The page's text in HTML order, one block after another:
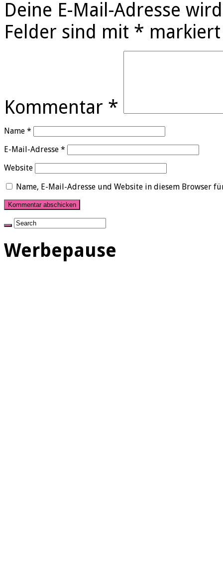
Deine E-Mail-Adresse
Felder sind mit * markiert
Kommentar *
Name *
E-Mail-Adresse *
Website
Name, E-Mail-Adresse und Website in diesem Browser
Werbepause